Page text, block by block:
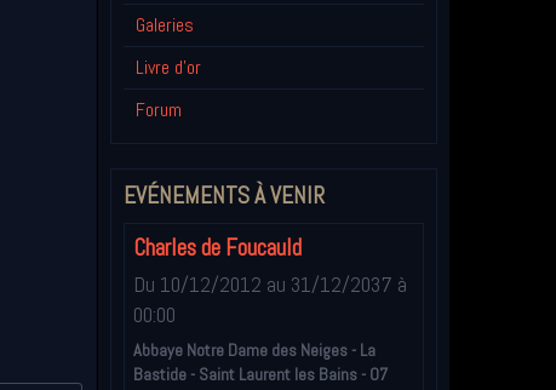
Galeries
Livre d'or
Forum
EVÉNEMENTS À VENIR
Charles de Foucauld
Du 10/12/2012 au 31/12/2037 à
00:00
Abbaye Notre Dame des Neiges - La
Bastide - Saint Laurent les Bains - 07